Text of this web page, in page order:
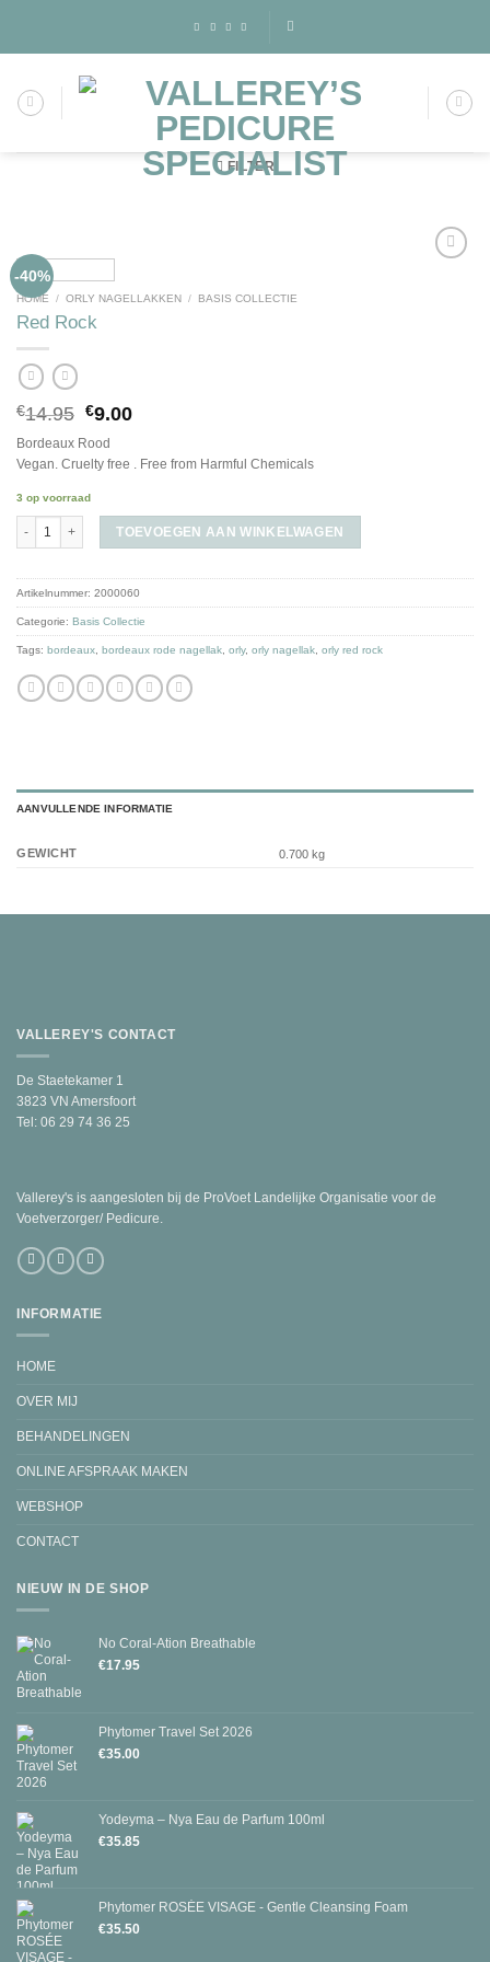
content
FILTER
-40%
HOME / ORLY NAGELLAKKEN / BASIS COLLECTIE
Red Rock
€14.95 Oorspronkelijke
was:
€14.95.
€9.00Huidige
€9.00.
Bordeaux Rood
Vegan. Cruelty free . Free from Harmful Chemicals
3 op voorraad
TOEVOEGEN AAN WINKELWAGEN
Artikelnummer: 2000060
Categorie: Basis Collectie
Tags: bordeaux, bordeaux rode nagellak, orly, orly nagellak, orly red rock
AANVULLENDE INFORMATIE
GEWICHT 0.700 kg
VALLEREY'S CONTACT
De Staetekamer 1
3823 VN Amersfoort
Tel: 06 29 74 36 25
Vallerey's is aangesloten bij de ProVoet Landelijke Organisatie voor de
Voetverzorger/ Pedicure.
INFORMATIE
HOME
OVER MIJ
BEHANDELINGEN
ONLINE AFSPRAAK MAKEN
WEBSHOP
CONTACT
NIEUW IN DE SHOP
No Coral-Ation Breathable
€17.95
Phytomer Travel Set 2026
€35.00
Yodeyma – Nya Eau de Parfum 100ml
€35.85
Phytomer ROSÉE VISAGE - Gentle Cleansing Foam
€35.50